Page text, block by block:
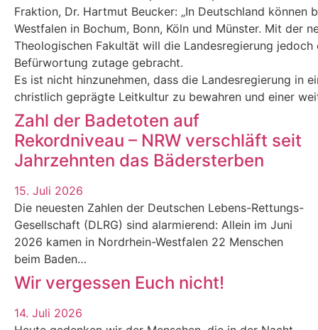
Fraktion, Dr. Hartmut Beucker: „In Deutschland
Westfalen in Bochum, Bonn, Köln und Münster. Mit der
Theologischen Fakultät will die Landesregierung
Befürwortung zutage gebracht.
Es ist nicht hinzunehmen, dass die Landesregierung in
christlich geprägte Leitkultur zu bewahren und einer
Zahl der Badetoten auf
Rekordniveau – NRW verschläft seit
Jahrzehnten das Bädersterben
15. Juli 2026
Die neuesten Zahlen der Deutschen Lebens-Rettungs-
Gesellschaft (DLRG) sind alarmierend: Allein im Juni
2026 kamen in Nordrhein-Westfalen 22 Menschen
beim Baden…
Wir vergessen Euch nicht!
14. Juli 2026